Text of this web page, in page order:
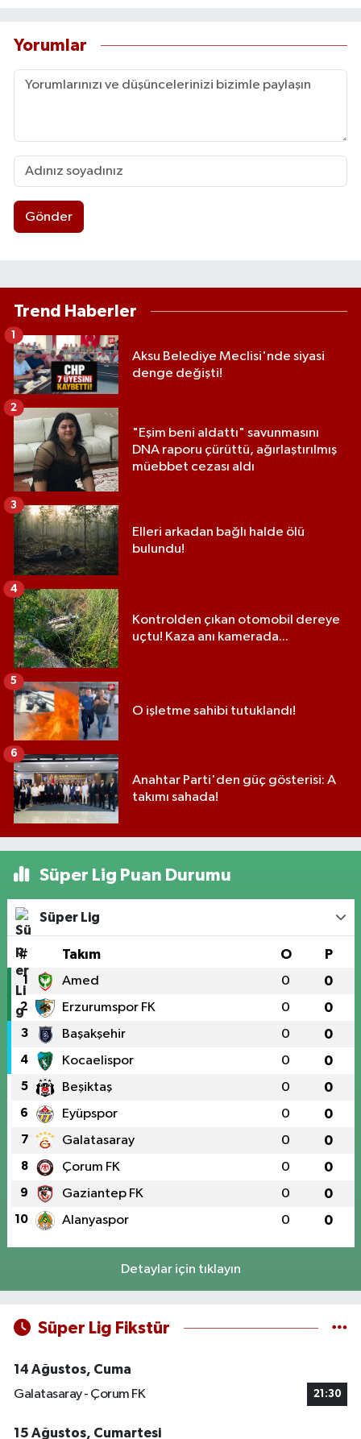
Yorumlar
Gönder
Trend Haberler
Aksu Belediye Meclisi'nde siyasi
denge değişti!
1
"Eşim beni aldattı" savunmasını
DNA raporu çürüttü, ağırlaştırılmış
müebbet cezası aldı
2
Elleri arkadan bağlı halde ölü
bulundu!
3
Kontrolden çıkan otomobil dereye
uçtu! Kaza anı kamerada...
4
O işletme sahibi tutuklandı!
5
Anahtar Parti'den güç gösterisi: A
takımı sahada!
6
Süper Lig Puan Durumu
Süper Lig
# Takım O P
1 Amed 0 0
2 Erzurumspor FK 0 0
3 Başakşehir 0 0
4 Kocaelispor 0 0
5 Beşiktaş 0 0
6 Eyüpspor 0 0
7 Galatasaray 0 0
8 Çorum FK 0 0
9 Gaziantep FK 0 0
10 Alanyaspor 0 0
Detaylar için tıklayın
Süper Lig Fikstür
14 Ağustos, Cuma
Galatasaray - Çorum FK
21:30
15 Ağustos, Cumartesi